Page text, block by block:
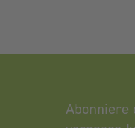
Abonniere